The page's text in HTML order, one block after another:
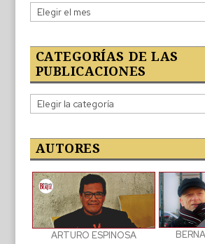
Lo
publicado
CATEGORÍAS DE LAS
PUBLICACIONES
Categorías
de
publicaciones
AUTORES
ARTURO ESPINOSA